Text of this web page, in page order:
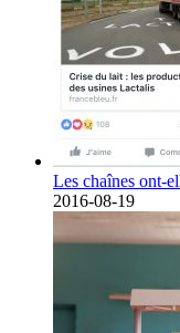
Les chaînes ont-
2016-08-19